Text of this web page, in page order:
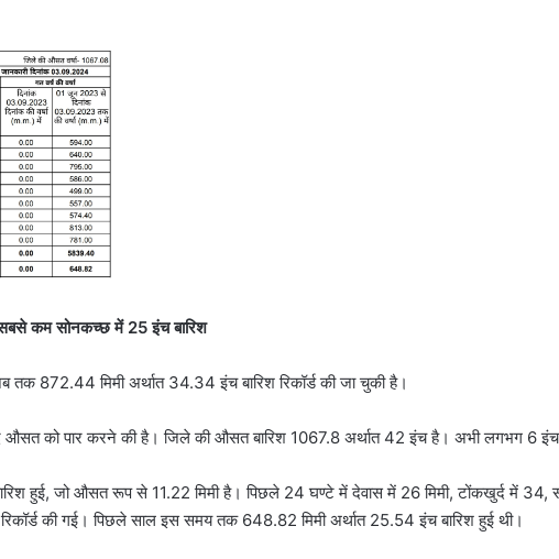
कम सोनकच्छ में 25 इंच बारिश
872.44 मिमी अर्थात 34.34 इंच बारिश रिकॉर्ड की जा चुकी है।
औसत को पार करने की है। जिले की औसत बारिश 1067.8 अर्थात 42 इंच है। अभी लगभग 6
हुई, जो औसत रूप से 11.22 मिमी है। पिछले 24 घण्टे में देवास में 26 मिमी, टोंकखुर्द में 34,
रिकॉर्ड की गई। पिछले साल इस समय तक 648.82 मिमी अर्थात 25.54 इंच बारिश हुई थी।